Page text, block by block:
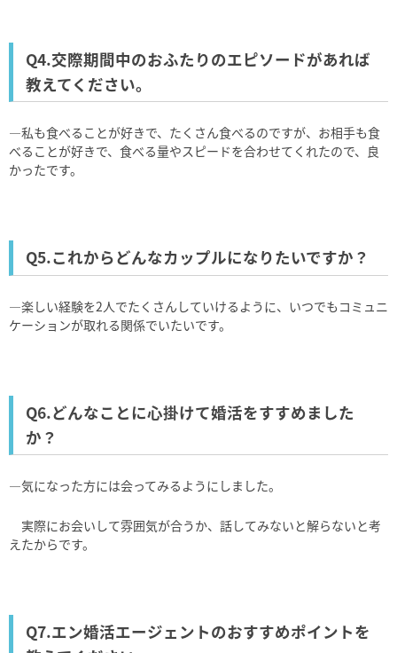
Q4.交際期間中のおふたりのエピソードがあれば
教えてください。
―私も食べることが好きで、たくさん食べるのですが、お相手も食
べることが好きで、食べる量やスピードを合わせてくれたので、良
かったです。
Q5.これからどんなカップルになりたいですか？
―楽しい経験を2人でたくさんしていけるように、いつでもコミュニ
ケーションが取れる関係でいたいです。
Q6.どんなことに心掛けて婚活をすすめました
か？
―気になった方には会ってみるようにしました。
実際にお会いして雰囲気が合うか、話してみないと解らないと考
えたからです。
Q7.エン婚活エージェントのおすすめポイントを